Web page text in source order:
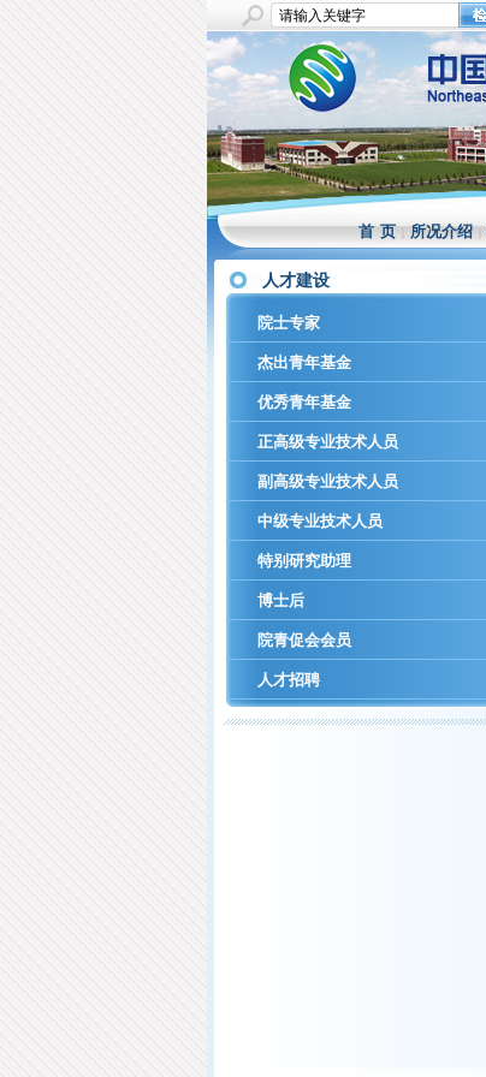
首 页 所况介绍
人才建设
院士专家
杰出青年基金
优秀青年基金
正高级专业技术人员
副高级专业技术人员
中级专业技术人员
特别研究助理
博士后
院青促会会员
人才招聘